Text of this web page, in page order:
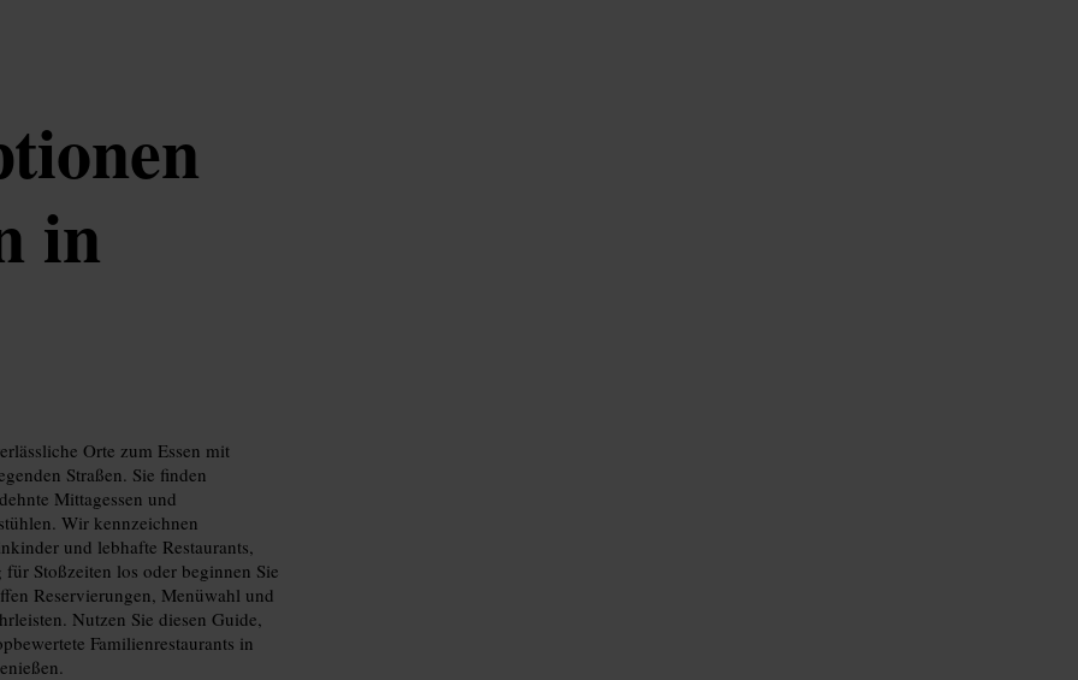
in
Orte zum Essen mit
Straßen. Sie finden
Mittagessen und
Wir kennzeichnen
und lebhafte Restaurants,
Stoßzeiten los oder beginnen Sie
Reservierungen, Menüwahl und
Nutzen Sie diesen Guide,
Familienrestaurants in